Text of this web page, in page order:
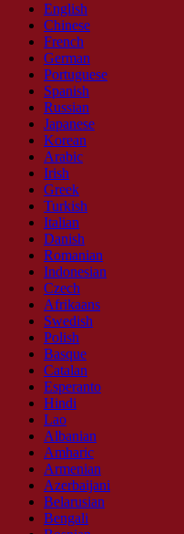
English
Chinese
French
German
Portuguese
Spanish
Russian
Japanese
Korean
Arabic
Irish
Greek
Turkish
Italian
Danish
Romanian
Indonesian
Czech
Afrikaans
Swedish
Polish
Basque
Catalan
Esperanto
Hindi
Lao
Albanian
Amharic
Armenian
Azerbaijani
Belarusian
Bengali